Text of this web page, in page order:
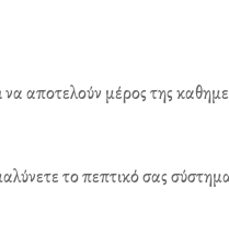
o
e
d
αποτελούν μέρος της
το πεπτικό σας